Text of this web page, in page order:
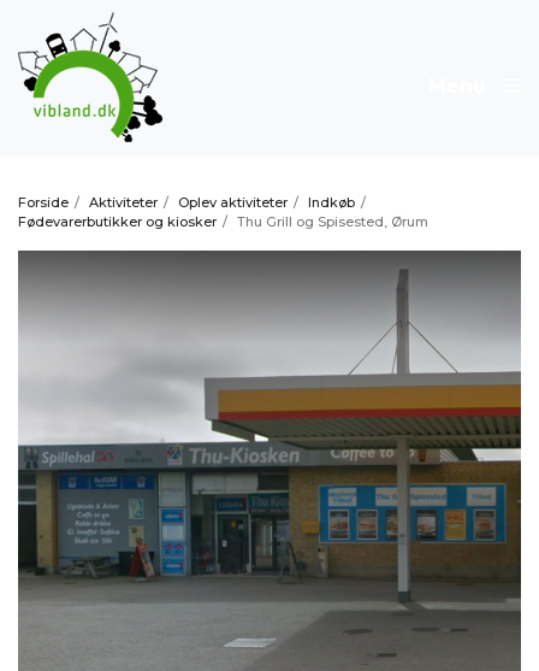
Forside / Aktiviteter / Oplev aktiviteter / Indkøb /
Fødevarerbutikker og kiosker / Thu Grill og Spisested, Ørum